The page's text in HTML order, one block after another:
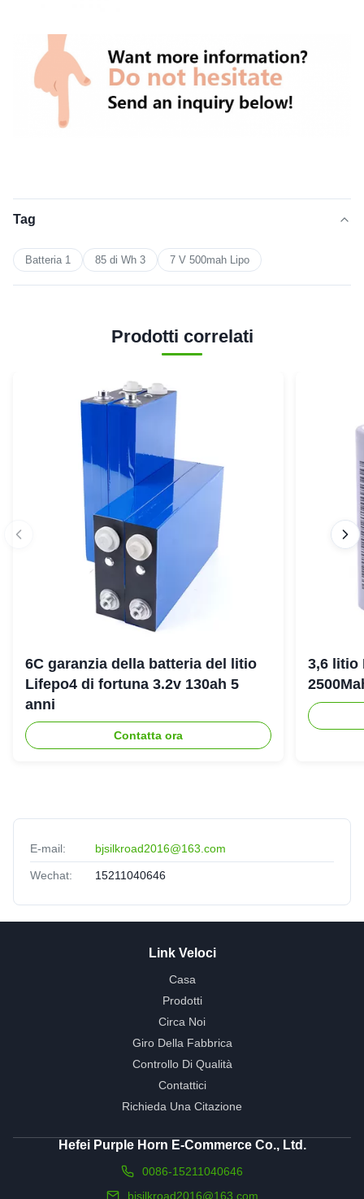
Tag
Batteria 1 85 di Wh 3 7 V 500mah Lipo
Prodotti correlati
6C garanzia della batteria del litio
Lifepo4 di fortuna 3.2v 130ah 5
anni
Contatta ora
3,6 litio
E-mail: bjsilkroad2016@163.com
Wechat: 15211040646
Link Veloci
Casa
Prodotti
Circa Noi
Giro Della Fabbrica
Controllo Di Qualità
Contattici
Richieda Una Citazione
Hefei Purple Horn E-Commerce Co., Ltd.
0086-15211040646
bjsilkroad2016@163.com